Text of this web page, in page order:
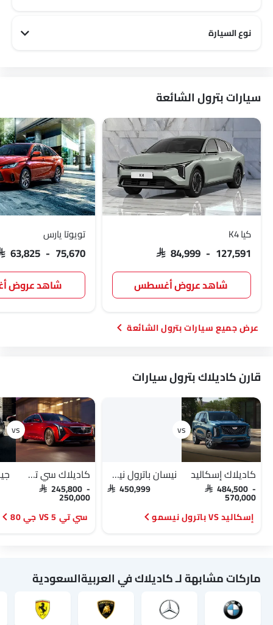
نوع السيارة
سيارات بترول الشائعة
كيا K4
SAR 84,999 - 127,591
شاهد عروض أغسطس
تويوتا يارس
63,825 - 75,670
شاهد عروض
سيارات بترول الشائعة
قارن كاديلاك بترول سيارات
كاديلاك إسكاليد
SAR 484,500 -
570,000
نيسان باترول نيسمو
SAR 450,999
إسكاليد VS باترول نيسمو
كاديلاك سي تي 5
SAR 245,800 -
250,000
سي تي 5 VS جي 80
ماركات مشابهة لـ كاديلاك في العربيةالسعودية